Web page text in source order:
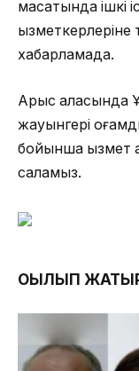
мақсатында ішкі
хабарламада.
Арыс қаласында
жауынгері
бойынша қызмет
саламыз.
ОҚЫЛЫП